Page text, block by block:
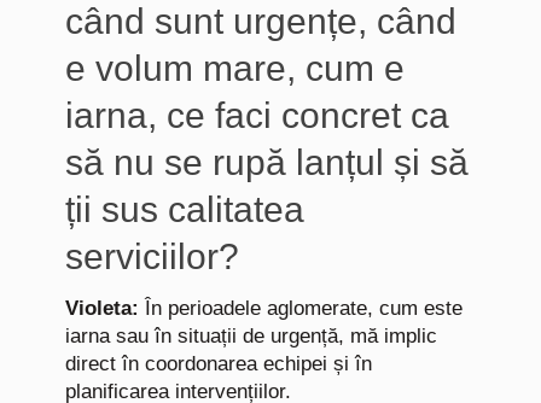
când sunt urgențe, când
e volum mare, cum e
iarna, ce faci concret ca
să nu se rupă lanțul și să
ții sus calitatea
serviciilor?
Violeta: În perioadele aglomerate, cum este
iarna sau în situații de urgență, mă implic
direct în coordonarea echipei și în
planificarea intervențiilor.